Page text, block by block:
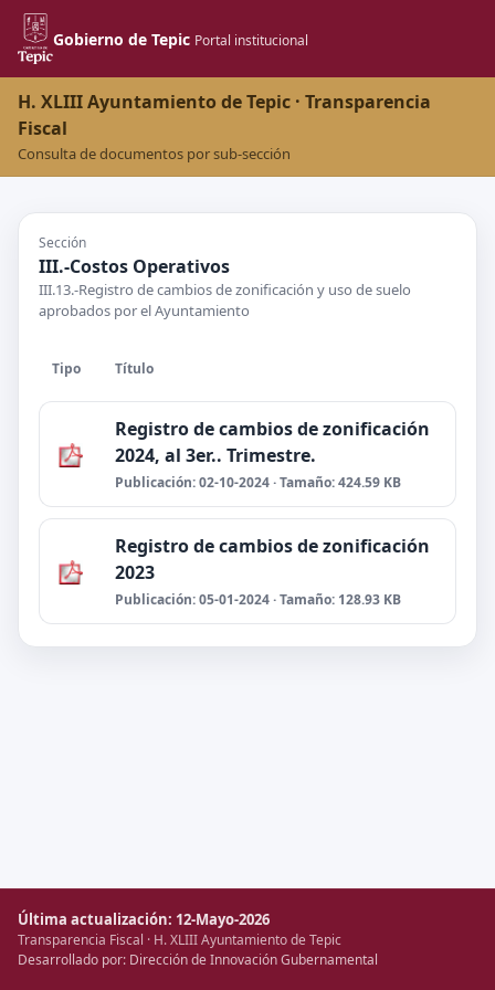
Gobierno de Tepic Portal institucional
H. XLIII Ayuntamiento de Tepic · Transparencia
Fiscal
Consulta de documentos por sub-sección
Sección
III.-Costos Operativos
III.13.-Registro de cambios de zonificación y uso de suelo
aprobados por el Ayuntamiento
Tipo Título
Registro de cambios de zonificación
2024, al 3er.. Trimestre.
Publicación: 02-10-2024 · Tamaño: 424.59 KB
Registro de cambios de zonificación
2023
Publicación: 05-01-2024 · Tamaño: 128.93 KB
Última actualización: 12-Mayo-2026
Transparencia Fiscal · H. XLIII Ayuntamiento de Tepic
Desarrollado por: Dirección de Innovación Gubernamental